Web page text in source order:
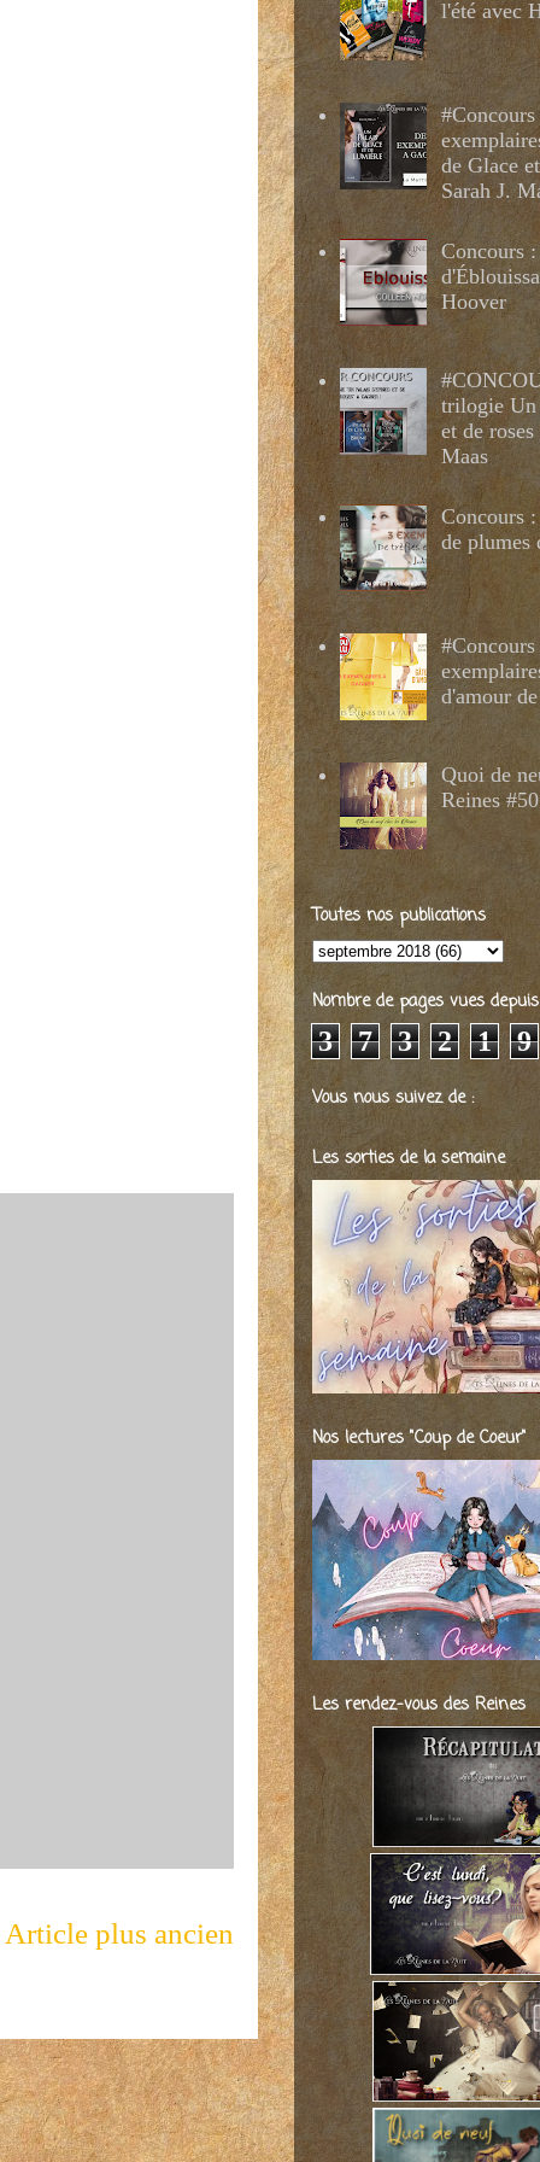
Article plus ancien
l'été avec
de Glace
Sarah J.
Concours
Hoover
trilogie Un
et de
Maas
Concours
de plumes
d'amour
Quoi de
Reines #50
Toutes nos publications
Nombre de pages vues depuis
3 7 3 2 1 9
Vous nous suivez de :
Les sorties de la semaine
Nos lectures "Coup de Coeur"
Les rendez-vous des Reines